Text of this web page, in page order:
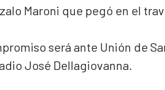
Maroni que pegó en el
será ante Unión de
José Dellagiovanna.